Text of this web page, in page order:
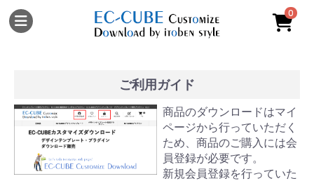
0
ご利用ガイド
商品のダウンロードはマイ
ページから行っていただく
ため、商品のご購入には会
員登録が必要です。
新規会員登録を行っていた